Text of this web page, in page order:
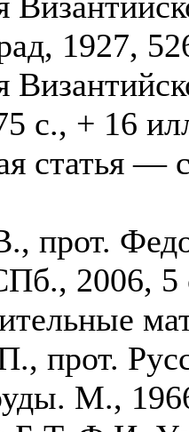
1927,
с., + 16
статья —
прот.
2006, 5
прот.
М.,